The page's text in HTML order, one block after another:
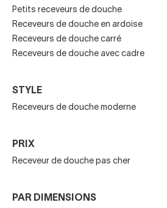
facilité de nettoyage
Design et
nombreuses finitions :
Gris
Beige
Petits receveurs de douche
Receveurs de douche en ardoise
Receveurs de douche carré
Receveurs de douche avec cadre
STYLE
Receveurs de douche moderne
PRIX
Receveur de douche pas cher
PAR DIMENSIONS